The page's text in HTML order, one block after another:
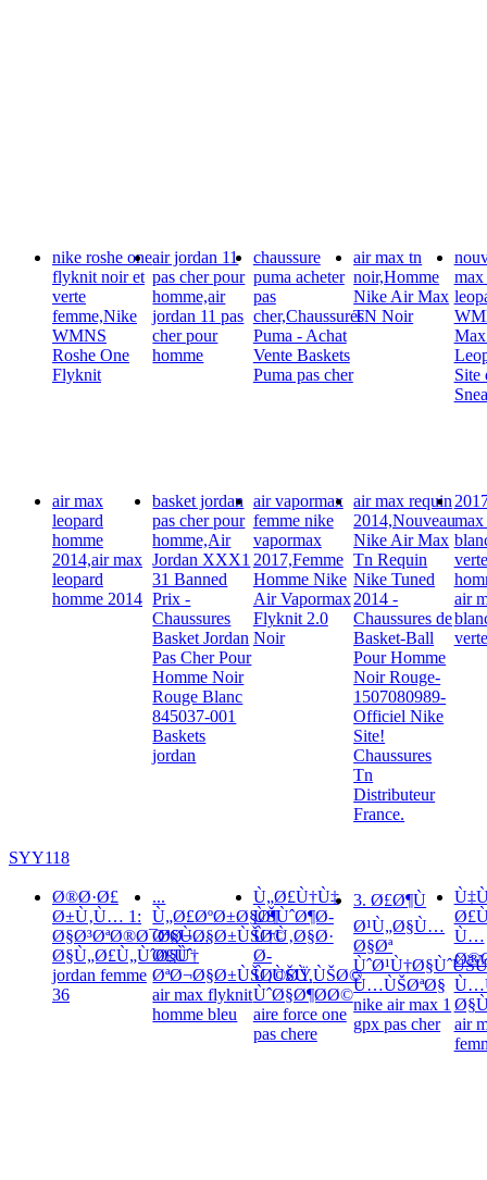
nike roshe one
flyknit noir et
verte
femme,Nike
WMNS
Roshe One
Flyknit
air jordan 11
pas cher pour
homme,air
jordan 11 pas
cher pour
homme
chaussure
puma acheter
pas
cher,Chaussures
Puma - Achat
Vente Baskets
Puma pas cher
air max tn
noir,Homme
Nike Air Max
TN Noir
max
Site
air max
leopard
homme
2014,air max
leopard
homme 2014
basket jordan
pas cher pour
homme,Air
Jordan XXX1
31 Banned
Prix -
Chaussures
Basket Jordan
Pas Cher Pour
Homme Noir
Rouge Blanc
845037-001
Baskets
jordan
air vapormax
femme nike
vapormax
2017,Femme
Homme Nike
Air Vapormax
Flyknit 2.0
Noir
air max requin
2014,Nouveau
Nike Air Max
Tn Requin
Nike Tuned
2014 -
Chaussures de
Basket-Ball
Pour Homme
Noir Rouge-
1507080989-
Officiel Nike
Site!
Chaussures
Tn
Distributeur
France.
max
verte
air
SYY118
Ø®Ø·Ø£
Ø±Ù‚Ù… 1:
Ø§Ø³ØªØ®Ø¯Ø§Ù…
Ø§Ù„Ø£Ù„ÙˆØ§Ù†
jordan femme
36
...
Ù„Ø£ØºØ±Ø§Ø¶
ØªØ¬Ø§Ø±ÙŠØ©
Ø£Ùˆ
ØªØ¬Ø§Ø±ÙŠØ©ØŸ
air max flyknit
homme bleu
Ù„Ø£Ù†Ù‡
ÙŠÙˆØ¶Ø­
Ù†Ù‚Ø§Ø·
Ø­
Ù‚ÙŠÙ‚ÙŠØ©
ÙˆØ§Ø¶Ø­Ø©
aire force one
pas chere
3. Ø£Ø¶Ù
Ø¹Ù„Ø§Ù…
Ø§Øª
Ù…ÙŠØªØ§
nike air max 1
gpx pas cher
Ù…
air